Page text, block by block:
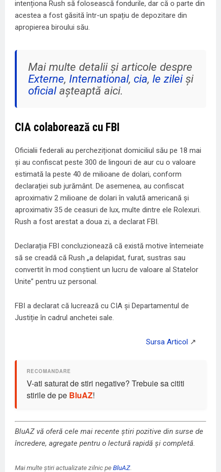
intenționa Rush să folosească fondurile, dar că o parte din
acestea a fost găsită într-un spațiu de depozitare din
apropierea biroului său.
Mai multe detalii și articole despre
Externe, International, cia, le zileiși
oficialașteaptă aici.
CIA colaborează cu FBI
Oficialii federali au percheziționat domiciliul său pe 18 mai
și au confiscat peste 300 de lingouri de aur cu o valoare
estimată la peste 40 de milioane de dolari, conform
declarației sub jurământ. De asemenea, au confiscat
aproximativ 2 milioane de dolari în valută americană și
aproximativ 35 de ceasuri de lux, multe dintre ele Rolexuri.
Rush a fost arestat a doua zi, a declarat FBI.
Declarația FBI concluzionează că există motive întemeiate
să se creadă că Rush „a delapidat, furat, sustras sau
convertit în mod conștient un lucru de valoare al Statelor
Unite” pentru uz personal.
FBI a declarat că lucrează cu CIA și Departamentul de
Justiție în cadrul anchetei sale.
V-ati saturat de stiri negative? Trebuie sa cititi
stirile de pe BluAZ!
BluAZ vă oferă cele mai recente știri pozitive din surse de
încredere, agregate pentru o lectură rapidă și completă.
Mai multe știri actualizate zilnic peBluAZ